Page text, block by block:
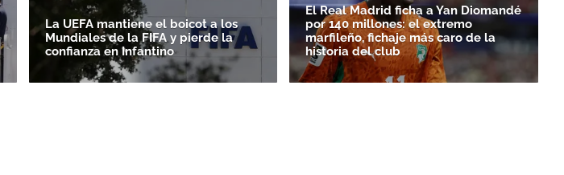
La UEFA mantiene el boicot a los
Mundiales de la FIFA y pierde la
confianza en Infantino
El Real Madrid ficha a Yan Diomandé
por 140 millones: el extremo
marfileño, fichaje más caro de la
historia del club